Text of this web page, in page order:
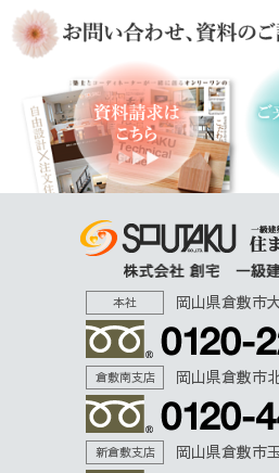
本社 岡山県倉敷市
倉敷南支店 岡山県倉敷市
新倉敷支店 岡山県倉敷市